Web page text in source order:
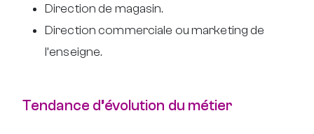
Direction de magasin.
Direction commerciale ou marketing de
l’enseigne.
Tendance d’évolution du métier